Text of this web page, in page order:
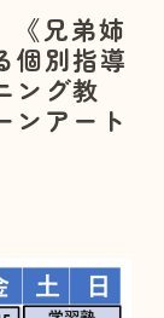
《兄弟姉
個別指導
ング教
ンアート